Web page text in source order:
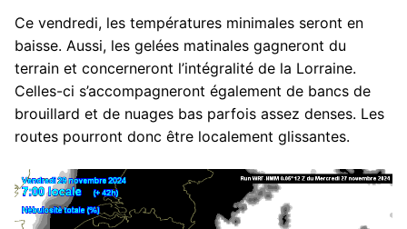
Ce vendredi, les températures minimales seront en
baisse. Aussi, les gelées matinales gagneront du
terrain et concerneront l’intégralité de la Lorraine.
Celles-ci s’accompagneront également de bancs de
brouillard et de nuages bas parfois assez denses. Les
routes pourront donc être localement glissantes.